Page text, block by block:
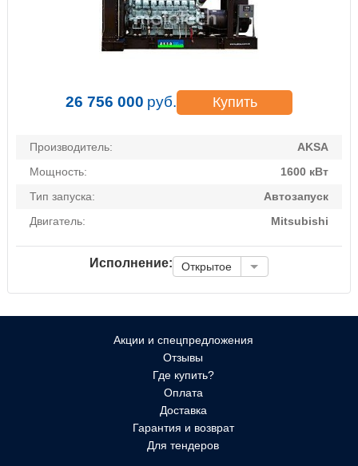
26 756 000 руб. Купить
Производитель:
AKSA
Мощность:
1600 кВт
Тип запуска:
Автозапуск
Двигатель:
Mitsubishi
Исполнение: Открытое
Акции и спецпредложения
Отзывы
Где купить?
Оплата
Доставка
Гарантия и возврат
Для тендеров